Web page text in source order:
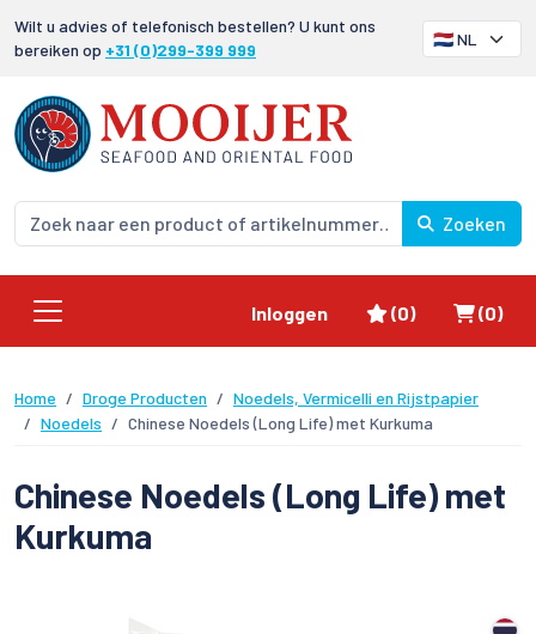
Wilt u advies of telefonisch bestellen? U kunt ons
bereiken op +31 (0)299-399 999
Zoeken
Inloggen Favorieten
(0) (0)
Home Droge Producten
Noedels, Vermicelli en Rijstpapier
Noedels
Chinese Noedels (Long Life) met Kurkuma
Chinese Noedels (Long Life) met
Kurkuma